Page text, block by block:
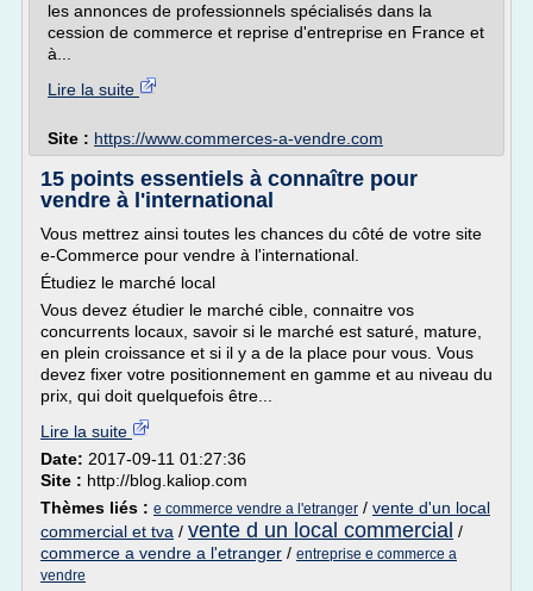
les annonces de professionnels spécialisés dans la
cession de commerce et reprise d'entreprise en France et
à...
Lire la suite
Site : https://www.commerces-a-vendre.com
15 points essentiels à connaître pour
vendre à l'international
Vous mettrez ainsi toutes les chances du côté de votre site
e-Commerce pour vendre à l'international.
Étudiez le marché local
Vous devez étudier le marché cible, connaitre vos
concurrents locaux, savoir si le marché est saturé, mature,
en plein croissance et si il y a de la place pour vous. Vous
devez fixer votre positionnement en gamme et au niveau du
prix, qui doit quelquefois être...
Lire la suite
Date: 2017-09-11 01:27:36
Site : http://blog.kaliop.com
Thèmes liés : e commerce vendre a l'etranger / vente d'un local
commercial et tva / vente d un local commercial /
commerce a vendre a l'etranger / entreprise e commerce a
vendre